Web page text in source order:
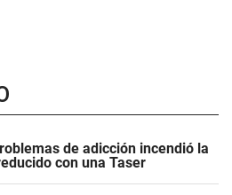
de adicción incendió la
con una Taser